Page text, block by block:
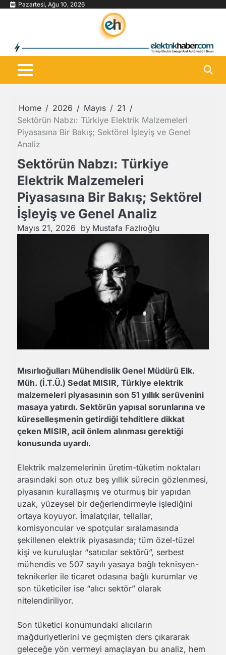
Skip Pazartesi, Ağu 10, 2026
Home 2026 Mayıs
21
Sektörün Nabzı: Türkiye Elektrik Malzemeleri
Piyasasına Bir Bakış; Sektörel İşleyiş ve Genel
Analiz
Sektörün Nabzı: Türkiye
Elektrik Malzemeleri
Piyasasına Bir Bakış; Sektörel
İşleyiş ve Genel Analiz
Mayıs 21, 2026 by Mustafa Fazlıoğlu
Mısırlıoğulları Mühendislik Genel Müdürü Elk.
Müh. (İ.T.Ü.) Sedat MISIR, Türkiye elektrik
malzemeleri piyasasının son 51 yıllık serüvenini
masaya yatırdı. Sektörün yapısal sorunlarına ve
küreselleşmenin getirdiği tehditlere dikkat
çeken MISIR, acil önlem alınması gerektiği
konusunda uyardı.
Elektrik malzemelerinin üretim-tüketim noktaları
arasındaki son otuz beş yıllık sürecin gözlenmesi,
piyasanın kurallaşmış ve oturmuş bir yapıdan
uzak, yüzeysel bir değerlendirmeyle işlediğini
ortaya koyuyor. İmalatçılar, tellallar,
komisyoncular ve spotçular sıralamasında
şekillenen elektrik piyasasında; tüm özel-tüzel
kişi ve kuruluşlar “satıcılar sektörü”, serbest
mühendis ve 507 sayılı yasaya bağlı teknisyen-
teknikerler ile ticaret odasına bağlı kurumlar ve
son tüketiciler ise “alıcı sektör” olarak
nitelendiriliyor.
Son tüketici konumundaki alıcıların
mağduriyetlerini ve geçmişten ders çıkararak
geleceğe yön vermeyi amaçlayan bu analiz, hem